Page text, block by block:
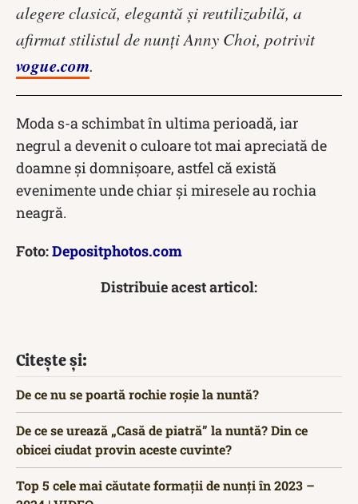
alegere clasică, elegantă și reutilizabilă, a
afirmat stilistul de nunți Anny Choi, potrivit
vogue.com.
Moda s-a schimbat în ultima perioadă, iar
negrul a devenit o culoare tot mai apreciată de
doamne și domnișoare, astfel că există
evenimente unde chiar și miresele au rochia
neagră.
Foto:Depositphotos.com
Distribuie acest articol:
Citește și:
De ce nu se poartă rochie roșie la nuntă?
De ce se urează „Casă de piatră” la nuntă? Din ce
obicei ciudat provin aceste cuvinte?
Top 5 cele mai căutate formații de nunți în 2023 –